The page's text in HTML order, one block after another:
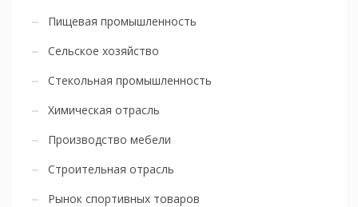
Пищевая промышленность
Сельское хозяйство
Стекольная промышленность
Химическая отрасль
Производство мебели
Строительная отрасль
Рынок спортивных товаров